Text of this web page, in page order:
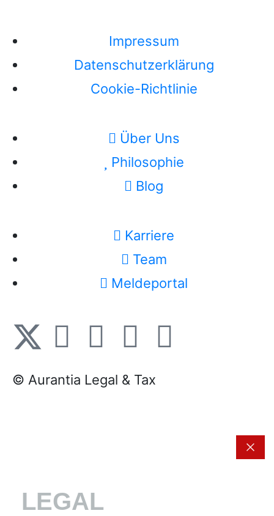
Impressum
Datenschutzerklärung
Cookie-Richtlinie
Über Uns
Philosophie
Blog
Karriere
Team
Meldeportal
© Aurantia Legal & Tax
LEGAL